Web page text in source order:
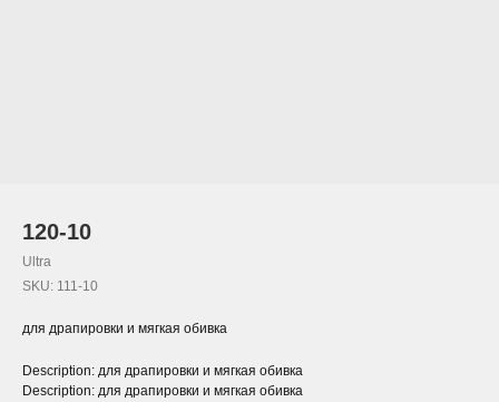
120-10
Ultra
SKU: 111-10
для драпировки и мягкая обивка
Description: для драпировки и мягкая обивка
Description: для драпировки и мягкая обивка